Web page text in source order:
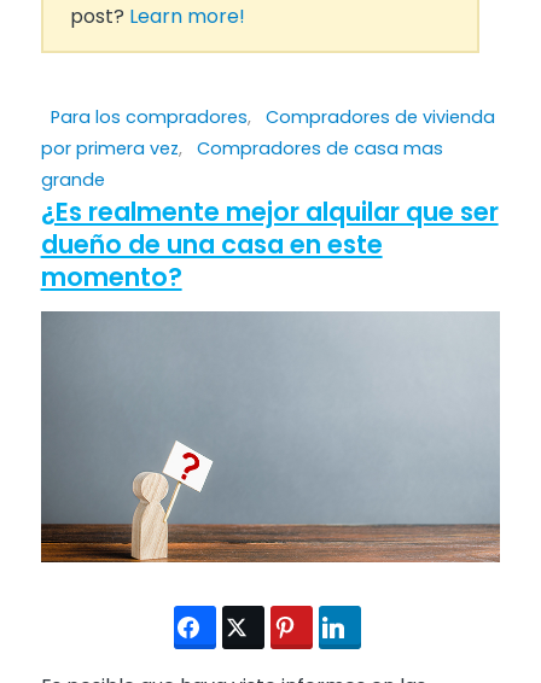
post? Learn more!
Para los compradores, Compradores de vivienda
por primera vez, Compradores de casa mas
grande
¿Es realmente mejor alquilar que ser
dueño de una casa en este
momento?